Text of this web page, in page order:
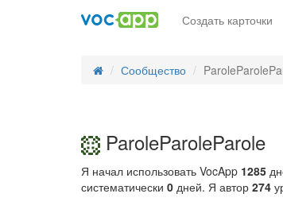
Создать карточки
Сообщество
ParoleParoleParole
Я начал использовать VocApp 1285
систематически 0 дней. Я автор 274